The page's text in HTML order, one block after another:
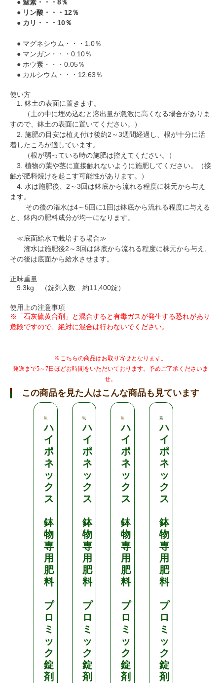
● 窒素・・・8％
● リン酸・・・12％
● カリ・・・10％
● マグネシウム・・・1.0％
● マンガン・・・0.10％
● ホウ素・・・0.05％
● カルシウム・・・12.63％
使い方
1. 鉢土の表面に置きます。
（土の中に埋め込むと溶出量が急激に高くなる場合がありま
すので、鉢土の表面に置いてください。）
2. 施肥の目安は植え付け後約2～3週間経過し、根が十分に活
着したころが適しています。
（根が弱っている時の施肥は控えてください。）
3. 植物の葉や茎に直接触れないように施肥してください。（接
触が肥料焼けを起こす可能性があります。）
4. 水は施肥後、2～3回は鉢底から流れる程度に株元から与え
ます。
その後の潅水は4～5回に1回は鉢底から流れる程度に与える
と、鉢内の肥料成分が均一になります。
≪底面給水で栽培する場合≫
潅水は施肥後2～3回は鉢底から流れる程度に株元から与え、
その後は底面から給水させます。
正味重量
9.3kg （錠剤入数 約11,400錠）
使用上の注意事項
※「石灰硫黄合剤」と混合すると有毒ガスが発生する恐れがあり
危険ですので、絶対に混合は行わないでください。
※こちらの商品はお取り寄せとなります。
発送まで5～7日ほどお時間をいただいております。予めご了承くださいま
せ。
この商品を見た人はこんな商品も見ています
ハ
イ
ポ
ネ
ッ
ク
ス
鉢
物
専
用
肥
料
プ
ロ
ミ
ッ
ク
錠
剤
ハ
イ
ポ
ネ
ッ
ク
ス
鉢
物
専
用
肥
料
プ
ロ
ミ
ッ
ク
錠
剤
ハ
イ
ポ
ネ
ッ
ク
ス
鉢
物
専
用
肥
料
プ
ロ
ミ
ッ
ク
錠
剤
ハ
イ
ポ
ネ
ッ
ク
ス
鉢
物
専
用
肥
料
プ
ロ
ミ
ッ
ク
錠
剤